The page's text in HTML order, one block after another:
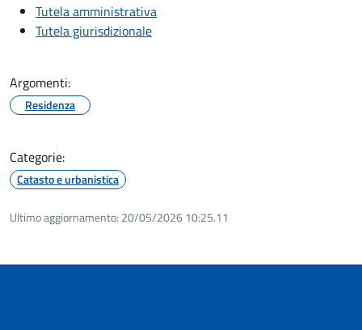
Tutela amministrativa
Tutela giurisdizionale
Argomenti:
Residenza
Categorie:
Catasto e urbanistica
Ultimo aggiornamento: 20/05/2026 10:25.11